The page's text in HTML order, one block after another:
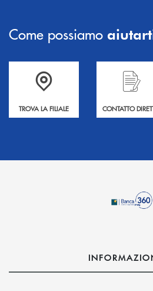
Come possiamo
Accedi all' elenco completo delle filiali .
TROVA LA FILIALE
Hai bisogno
CONTATTO